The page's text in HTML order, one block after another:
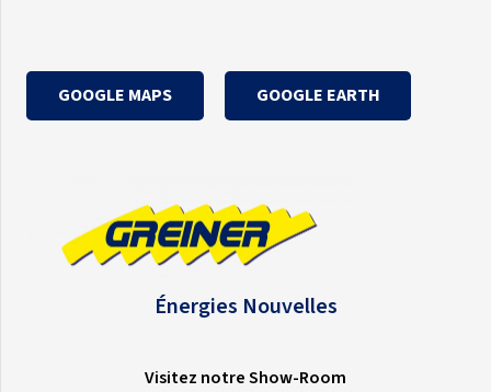
GOOGLE MAPS GOOGLE EARTH
Énergies Nouvelles
Visitez notre Show-Room